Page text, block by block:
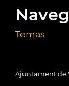
Temas
Ajuntament de